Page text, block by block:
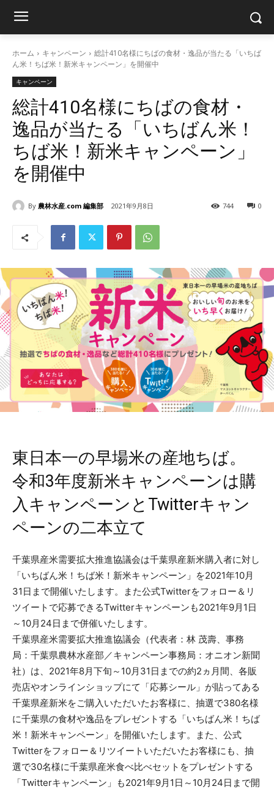
ホーム キャンペーン
総計410名様にちばの食材・逸品が当たる「いちば
ん米！ちば米！新米キャンペーン」を開催中
キャンペーン
総計410名様にちばの食材・
逸品が当たる「いちばん米！
ちば米！新米キャンペーン」
を開催中
By 農林水産.com 編集部 2021年9月8日 0
744
東日本一の早場米の産地ちば。
令和3年度新米キャンペーンは購
入キャンペーンとTwitterキャン
ペーンの二本立て
千葉県産米需要拡大推進協議会は千葉県産新米購入者に対し
「いちばん米！ちば米！新米キャンペーン」を2021年10月
31日まで開催いたします。また公式Twitterをフォロー＆リ
ツイートで応募できるTwitterキャンペーンも2021年9月1日
～10月24日まで併催いたします。
千葉県産米需要拡大推進協議会（代表者：林 茂壽、事務
局：千葉県農林水産部／キャンペーン事務局：オニオン新聞
社）は、2021年8月下旬～10月31日までの約2ヵ月間、各販
売店やオンラインショップにて「応募シール」が貼ってある
千葉県産新米をご購入いただいたお客様に、抽選で380名様
に千葉県の食材や逸品をプレゼントする「いちばん米！ちば
米！新米キャンペーン」を開催いたします。また、公式
Twitterをフォロー＆リツイートいただいたお客様にも、抽
選で30名様に千葉県産米食べ比べセットをプレゼントする
「Twitterキャンペーン」も2021年9月1日～10月24日まで開